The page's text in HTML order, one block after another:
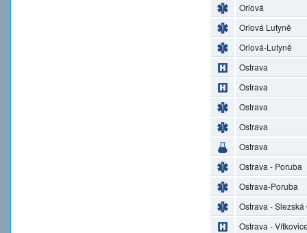
Orlová
Orlová Lutyně
Orlová-Lutyně
Ostrava
Ostrava
Ostrava
Ostrava
Ostrava
Ostrava - Poruba
Ostrava-Poruba
Ostrava - Slezská
Ostrava -